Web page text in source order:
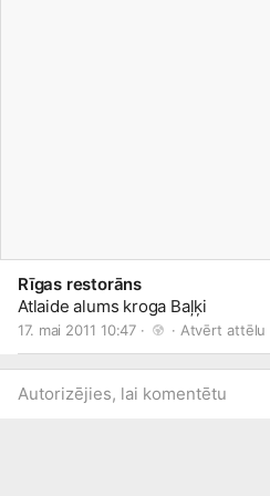
Rīgas restorāns
Atlaide alums kroga Baļķi
17. mai 2011 10:47 · · Atvērt attēlu
Autorizējies, lai komentētu